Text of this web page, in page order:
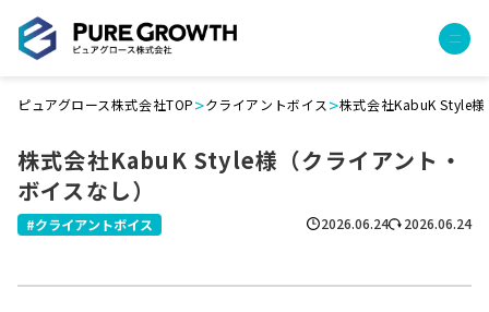
経営コンサルティング
PGハウス（住宅フランチャイズ）
広告運用代行
成功報酬型コストダウン
ピュアグロース株式会社TOP>クライアントボイス >株式会社KabuK Style
株式会社KabuK Style様（クライアント・
ボイスなし）
2026.06.24 2026.06.24
クライアントボイス